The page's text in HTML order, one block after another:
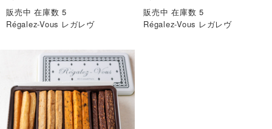
販売中 在庫数 5
Régalez-Vous レガレヴ
販売中 在庫数 5
Régalez-Vous レガレヴ